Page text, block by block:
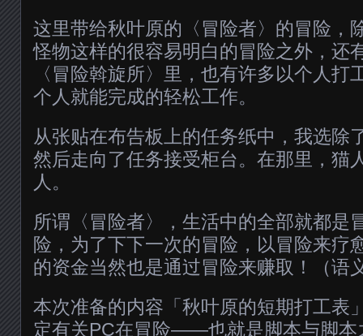
这里带给秋叶原的〈冒险者〉的冒险，
怪物这样的很容易明白的冒险之外，还
〈冒险斡旋所〉里，也有许多以个人打
个人就能完成的轻松工作。
从张贴在布告板上的任务纸中，我选除
然后走向了任务接受柜台。在那里，猫
人。
所谓〈冒险者〉，生活中的全部就都是
险，为了下下一次的冒险，以冒险来疗
的资金当然也是通过冒险来赚取！（语
本次准备的内容「秋叶原的短期打工表
定有关PC在冒险——也就是脚本与脚本